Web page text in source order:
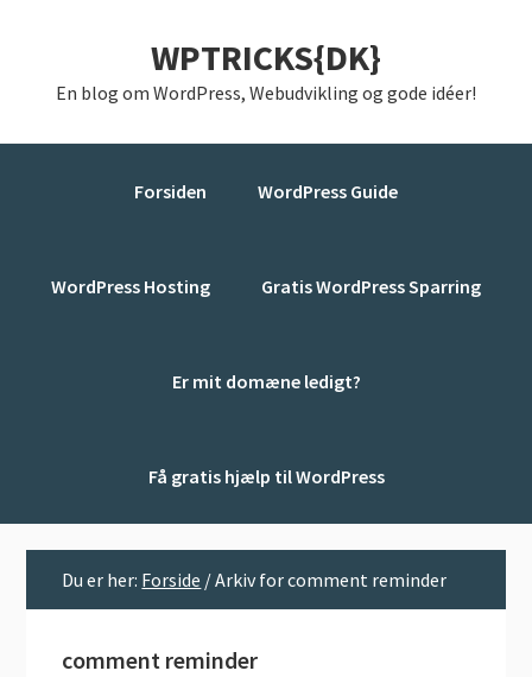
indhold
WPTRICKS{DK}
En blog om WordPress, Webudvikling og gode idéer!
Forsiden WordPress Guide
WordPress Hosting Gratis WordPress Sparring
Er mit domæne ledigt?
Få gratis hjælp til WordPress
Du er her: Forside /Arkiv for comment reminder
comment reminder